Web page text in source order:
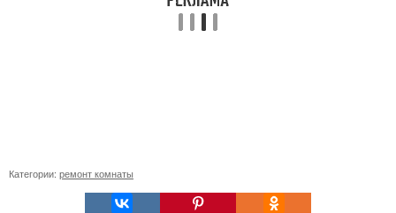
Категории: ремонт комнаты